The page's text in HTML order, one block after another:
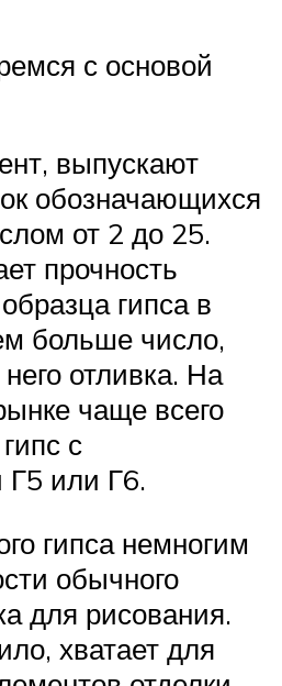
с основой
выпускают
обозначающихся
от 2 до 25.
прочность
гипса в
больше число,
отливка. На
чаще всего
с
Г5 или Г6.
гипса немногим
обычного
для рисования.
хватает для